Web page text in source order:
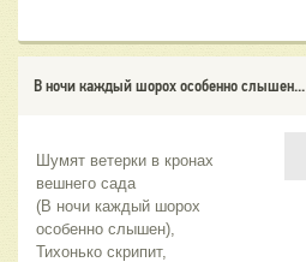
В ночи каждый шорох особенно слышен...
Шумят ветерки в кронах
вешнего сада
(В ночи каждый шорох
особенно слышен),
Тихонько скрипит,